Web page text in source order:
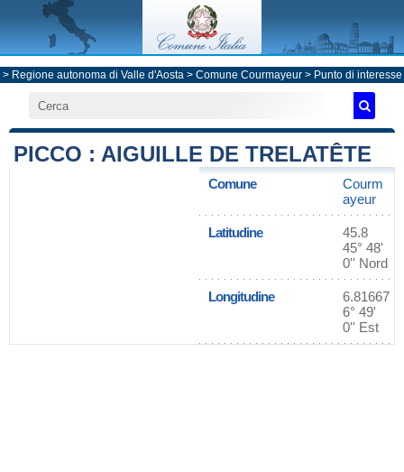
> Regione autonoma di Valle d'Aosta> Comune Courmayeur> Punto di interesse
PICCO : AIGUILLE DE TRELATÊTE
Comune
Courm
ayeur
Latitudine
45.8
45° 48'
0'' Nord
Longitudine
6.81667
6° 49'
0'' Est